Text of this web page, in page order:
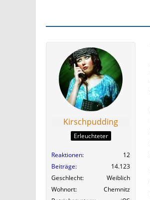
Kirschpudding
Erleuchteter
Reaktionen
12
Beiträge
14.123
Geschlecht
Weiblich
Wohnort
Chemnitz